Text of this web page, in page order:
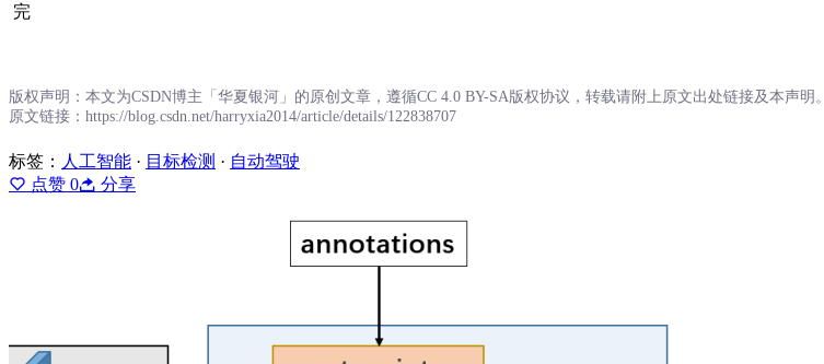
完
版权声明：本文为CSDN博主「华夏银河」的原创文章，遵循CC 4.0 BY-SA版权协议，转载请附上原文出处链接及本声明。
原文链接：https://blog.csdn.net/harryxia2014/article/details/122838707
标签： 人工智能 · 目标检测 · 自动驾驶
点赞 0 分享